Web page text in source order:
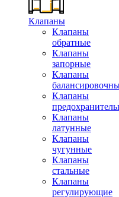
Клапаны
Клапаны
обратные
Клапаны
запорные
Клапаны
Клапаны
Клапаны
латунные
Клапаны
чугунные
Клапаны
стальные
Клапаны
регулирующие